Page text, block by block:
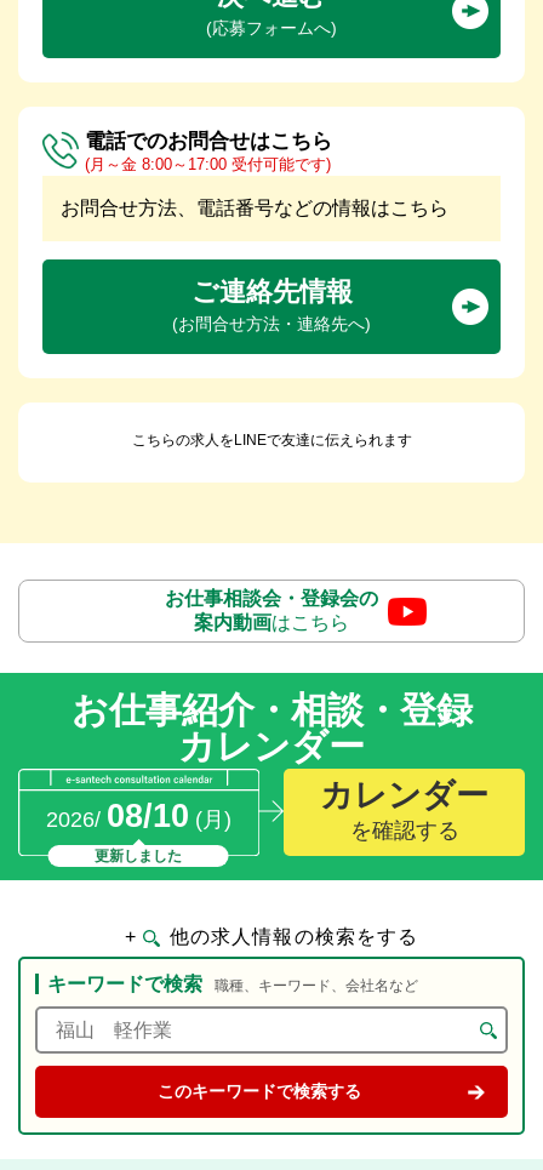
(応募フォームへ)
電話でのお問合せはこちら
(月～金 8:00～17:00 受付可能です)
お問合せ方法、電話番号などの情報はこちら
ご連絡先情報
(お問合せ方法・連絡先へ)
こちらの求人をLINEで友達に伝えられます
お仕事相談会・登録会の
案内動画はこちら
お仕事紹介・相談・登録
カレンダー
2026/ 08/10 (月)
更新しました
カレンダー
を確認する
+ 他の求人情報の検索をする
キーワードで検索 職種、キーワード、会社名など